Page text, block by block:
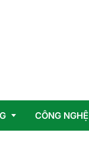
CÔNG NGHỆ